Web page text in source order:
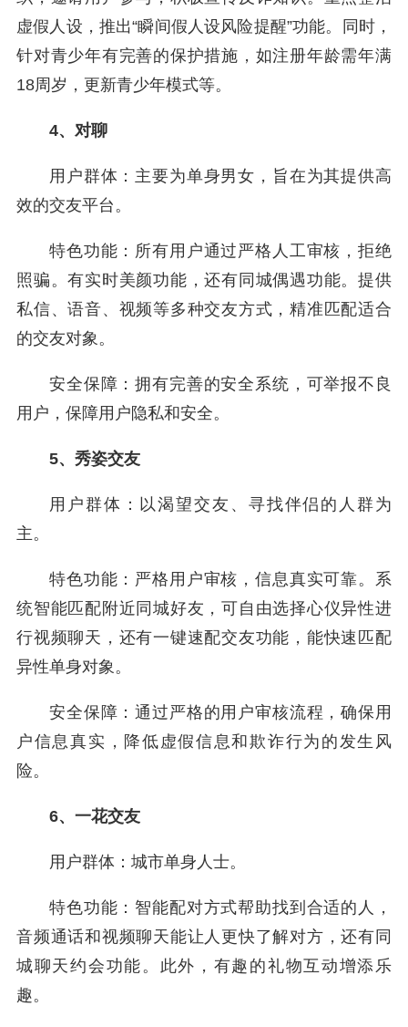
虚假人设，推出“瞬间假人设风险提醒”功能。同时，
针对青少年有完善的保护措施，如注册年龄需年满
18周岁，更新青少年模式等。
4、对聊
用户群体：主要为单身男女，旨在为其提供高
效的交友平台。
特色功能：所有用户通过严格人工审核，拒绝
照骗。有实时美颜功能，还有同城偶遇功能。提供
私信、语音、视频等多种交友方式，精准匹配适合
的交友对象。
安全保障：拥有完善的安全系统，可举报不良
用户，保障用户隐私和安全。
5、秀姿交友
用户群体：以渴望交友、寻找伴侣的人群为
主。
特色功能：严格用户审核，信息真实可靠。系
统智能匹配附近同城好友，可自由选择心仪异性进
行视频聊天，还有一键速配交友功能，能快速匹配
异性单身对象。
安全保障：通过严格的用户审核流程，确保用
户信息真实，降低虚假信息和欺诈行为的发生风
险。
6、一花交友
用户群体：城市单身人士。
特色功能：智能配对方式帮助找到合适的人，
音频通话和视频聊天能让人更快了解对方，还有同
城聊天约会功能。此外，有趣的礼物互动增添乐
趣。